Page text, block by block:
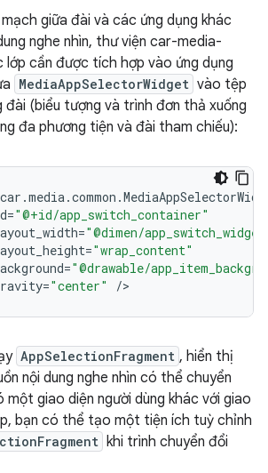
giữa đài và các ứng dụng khác
nghe nhìn, thư viện car-media-
cần được tích hợp vào ứng dụng
MediaAppSelectorWidget vào tệp
đài (biểu tượng và trình đơn thả xuống
đa phương tiện và đài tham chiếu):
car .media.common .
="@+id/app_switch_container"
="@dimen/
="wrap_content"
="@drawable/
="center" />
AppSelectionFragment , hiển thị
nội dung nghe nhìn có thể chuyển
một giao diện người dùng khác với giao
bạn có thể tạo một tiện ích tuỳ chỉnh
khi trình chuyển đổi